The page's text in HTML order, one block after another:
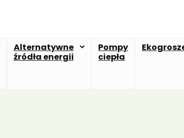
Alternatywne
źródła energii
Pompy
ciepła